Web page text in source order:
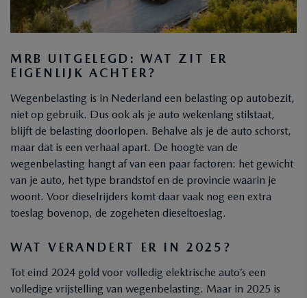
MRB UITGELEGD: WAT ZIT ER
EIGENLIJK ACHTER?
Wegenbelasting is in Nederland een belasting op autobezit,
niet op gebruik. Dus ook als je auto wekenlang stilstaat,
blijft de belasting doorlopen. Behalve als je de auto schorst,
maar dat is een verhaal apart. De hoogte van de
wegenbelasting hangt af van een paar factoren: het gewicht
van je auto, het type brandstof en de provincie waarin je
woont. Voor dieselrijders komt daar vaak nog een extra
toeslag bovenop, de zogeheten dieseltoeslag.
WAT VERANDERT ER IN 2025?
Tot eind 2024 gold voor volledig elektrische auto’s een
volledige vrijstelling van wegenbelasting. Maar in 2025 is